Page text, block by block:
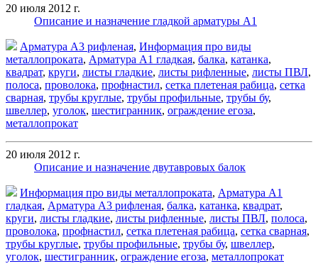
20 июля 2012 г.
Описание и назначение гладкой арматуры А1
Арматура А3 рифленая, Информация про виды
металлопроката, Арматура А1 гладкая, балка, катанка,
квадрат, круги, листы гладкие, листы рифленные, листы ПВЛ,
полоса, проволока, профнастил, сетка плетеная рабица, сетка
сварная, трубы круглые, трубы профильные, трубы бу,
швеллер, уголок, шестигранник, ограждение егоза,
металлопрокат
20 июля 2012 г.
Описание и назначение двутавровых балок
Информация про виды металлопроката, Арматура А1
гладкая, Арматура А3 рифленая, балка, катанка, квадрат,
круги, листы гладкие, листы рифленные, листы ПВЛ, полоса,
проволока, профнастил, сетка плетеная рабица, сетка сварная,
трубы круглые, трубы профильные, трубы бу, швеллер,
уголок, шестигранник, ограждение егоза, металлопрокат